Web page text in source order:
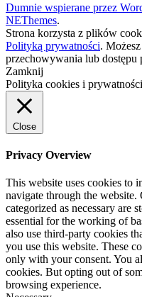
Dumnie wspierane przez
NEThemes.
Strona korzysta z plików
Polityką prywatności.
przechowywania lub
Zamknij
Polityka cookies i prywatności
Close
Privacy Overview
This website uses cookies to
navigate through the website.
categorized as necessary are
essential for the working of
also use third-party cookies
you use this website. These
only with your consent. You
cookies. But opting out of
browsing experience.